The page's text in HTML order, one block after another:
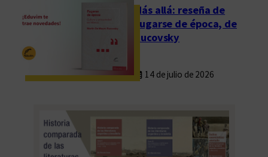
Más allá: reseña de
Fugarse de época, de
Rucovsky
14 de julio de 2026